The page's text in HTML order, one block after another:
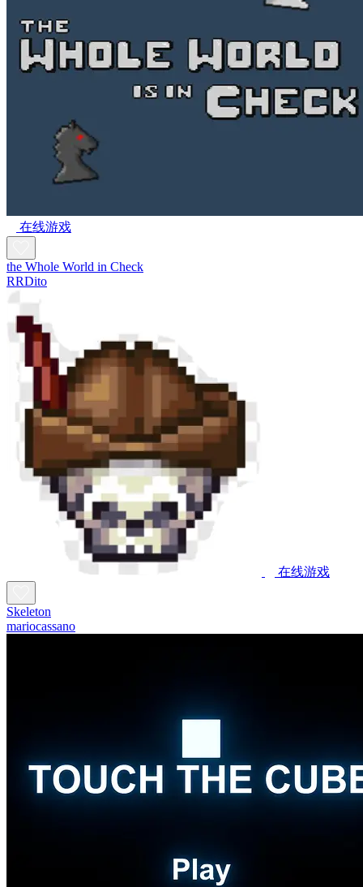
在线游戏
the Whole World in Check
RRDito
在线游戏
Skeleton
mariocassano